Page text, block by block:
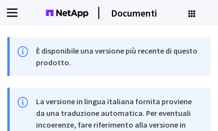
Documenti
È disponibile una versione più recente di questo
prodotto.
La versione in lingua italiana fornita proviene
da una traduzione automatica. Per eventuali
incoerenze, fare riferimento alla versione in